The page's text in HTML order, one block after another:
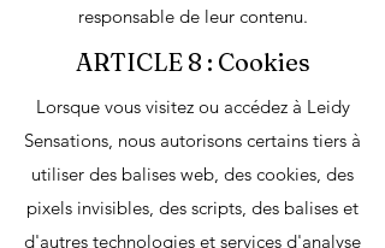
responsable de leur contenu.
ARTICLE 8 : Cookies
Lorsque vous visitez ou accédez à Leidy
Sensations, nous autorisons certains tiers à
utiliser des balises web, des cookies, des
pixels invisibles, des scripts, des balises et
d'autres technologies et services d'analyse